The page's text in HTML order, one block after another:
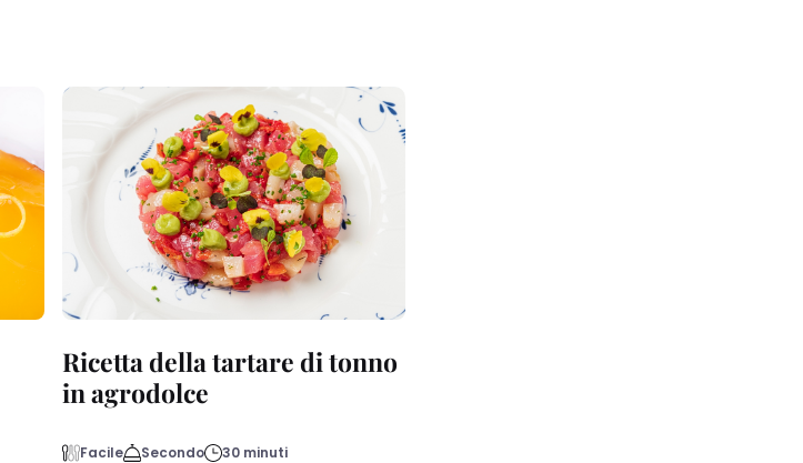
Ricetta della tartare di tonno
in agrodolce
Facile Secondo 30 minuti